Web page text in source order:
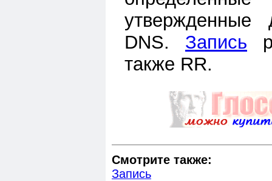
DNS. Запись
также RR.
Смотрите также:
Запись